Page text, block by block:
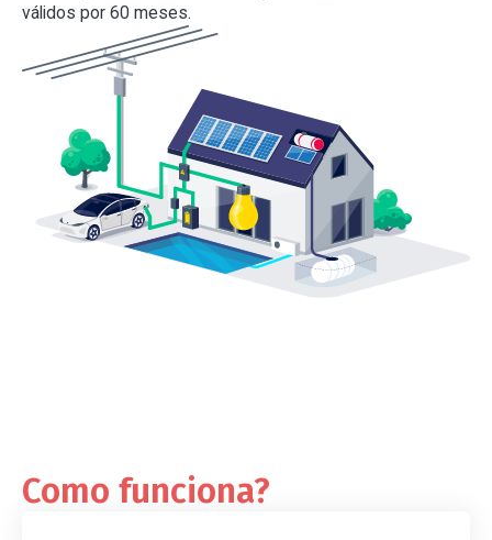
válidos por 60 meses.
Como funciona?